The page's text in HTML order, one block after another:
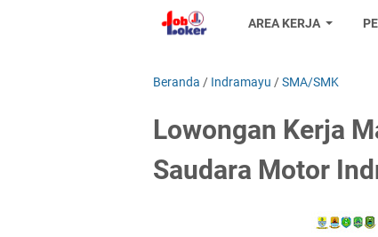
AREA KERJA
Beranda / Indramayu /SMA/SMK
Lowongan Kerja
Saudara Motor